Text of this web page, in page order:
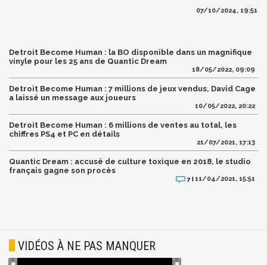
07/10/2024, 19:51
Detroit Become Human : la BO disponible dans un magnifique
vinyle pour les 25 ans de Quantic Dream
18/05/2022, 09:09
Detroit Become Human : 7 millions de jeux vendus, David Cage
a laissé un message aux joueurs
10/05/2022, 20:22
Detroit Become Human : 6 millions de ventes au total, les
chiffres PS4 et PC en détails
21/07/2021, 17:13
Quantic Dream : accusé de culture toxique en 2018, le studio
français gagne son procès
7 |11/04/2021, 15:51
VIDÉOS À NE PAS MANQUER